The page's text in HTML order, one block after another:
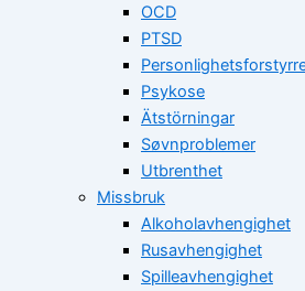
OCD
PTSD
Psykose
Ätstörningar
Søvnproblemer
Utbrenthet
Missbruk
Alkoholavhengighet
Rusavhengighet
Spilleavhengighet